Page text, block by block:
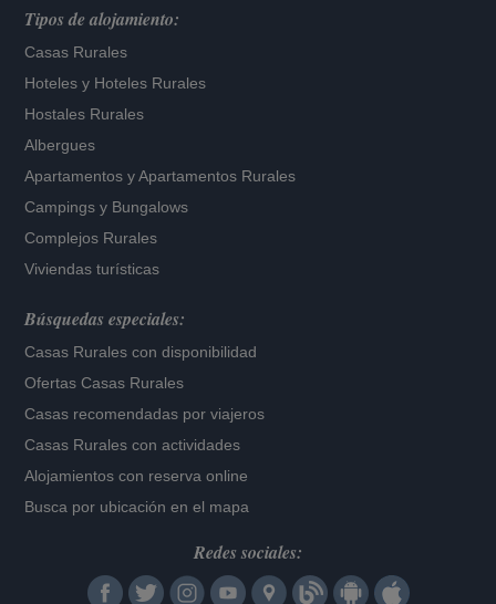
Tipos de alojamiento:
Casas Rurales
Hoteles y Hoteles Rurales
Hostales Rurales
Albergues
Apartamentos yApartamentos Rurales
Campings y Bungalows
Complejos Rurales
Viviendas turísticas
Búsquedas especiales:
Casas Rurales con disponibilidad
Ofertas Casas Rurales
Casas recomendadas por viajeros
Casas Rurales con actividades
Alojamientos con reserva online
Busca por ubicación en el mapa
Redes sociales: